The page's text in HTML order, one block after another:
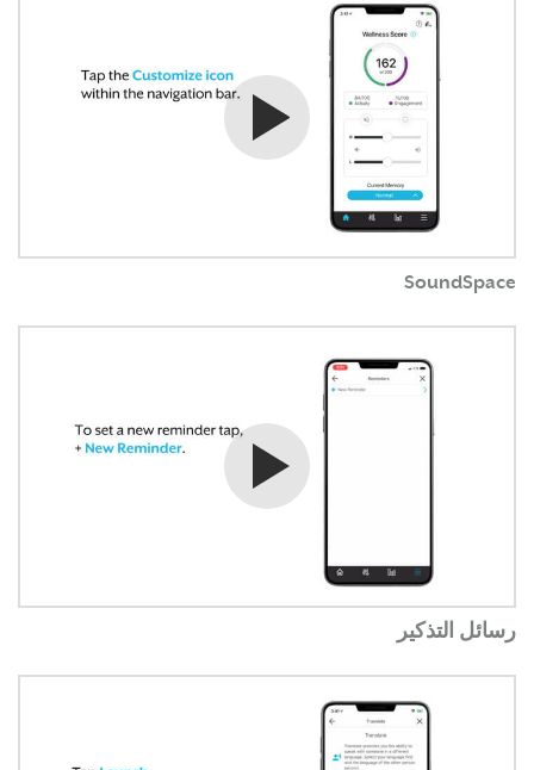
شاهد الفيديو
SoundSpace
شاهد الفيديو
رسائل التذكير